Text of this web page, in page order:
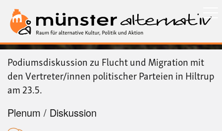
zum
Inhalt
Podiumsdiskussion zu Flucht und Migration mit
den Vertreter/innen politischer Parteien in Hiltrup
am 23.5.
Plenum / Diskussion